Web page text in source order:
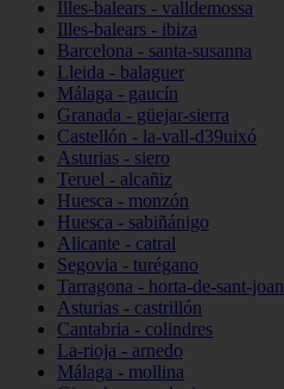
Illes-balears - valldemossa
Illes-balears - ibiza
Barcelona - santa-susanna
Lleida - balaguer
Málaga - gaucín
Granada - güejar-sierra
Castellón - la-vall-d39uixó
Asturias - siero
Teruel - alcañiz
Huesca - monzón
Huesca - sabiñánigo
Alicante - catral
Segovia - turégano
Tarragona - horta-de-sant-joan
Asturias - castrillón
Cantabria - colindres
La-rioja - arnedo
Málaga - mollina